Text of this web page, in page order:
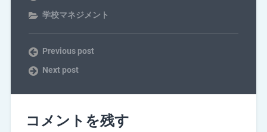
学校マネジメント
Previous post
Next post
コメントを残す